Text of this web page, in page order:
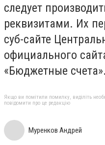
следует
реквизитами. Их
суб-сайте
официального
«Бюджетные счета».
Якщо ви помітили помилку, виділіть
повідомити про це редакцію
Муренков Андрей